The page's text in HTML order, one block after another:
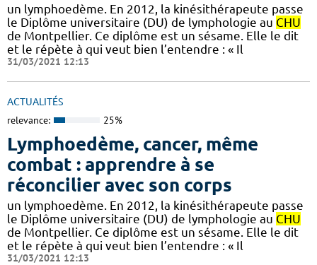
un lymphoedème. En 2012, la kinésithérapeute passe
le Diplôme universitaire (DU) de lymphologie au CHU
de Montpellier. Ce diplôme est un sésame. Elle le dit
et le répète à qui veut bien l’entendre : « Il
31/03/2021 12:13
ACTUALITÉS
relevance: 25%
Lymphoedème, cancer, même
combat : apprendre à se
réconcilier avec son corps
un lymphoedème. En 2012, la kinésithérapeute passe
le Diplôme universitaire (DU) de lymphologie au CHU
de Montpellier. Ce diplôme est un sésame. Elle le dit
et le répète à qui veut bien l’entendre : « Il
31/03/2021 12:13